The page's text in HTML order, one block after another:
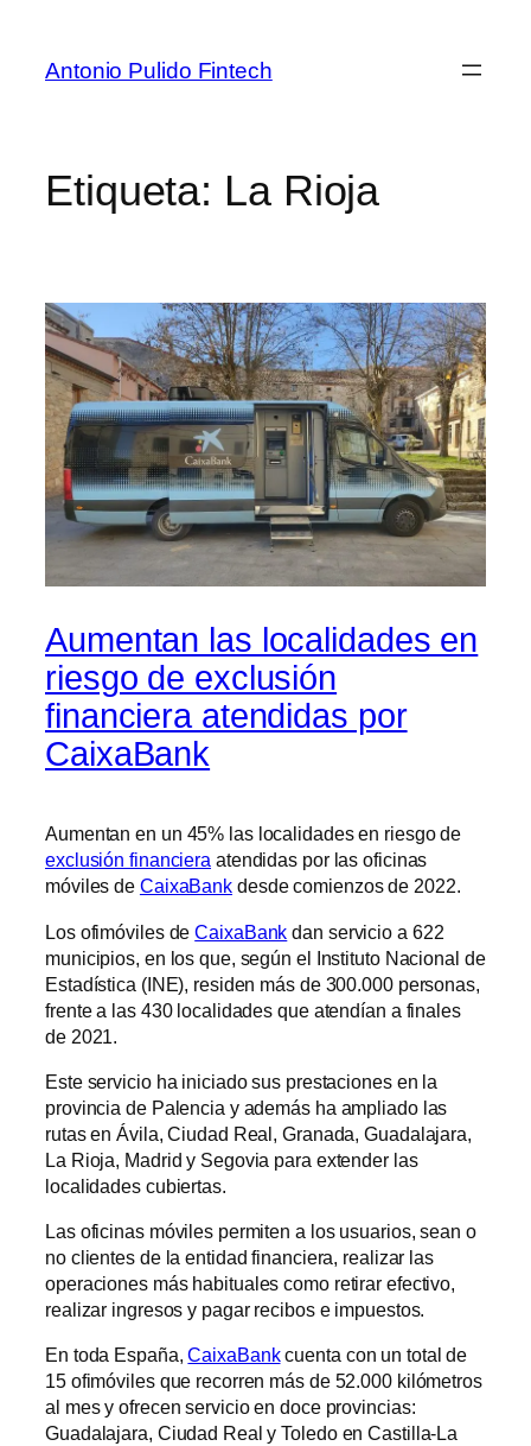
Antonio Pulido Fintech
Etiqueta: La Rioja
Aumentan las localidades en
riesgo de exclusión
financiera atendidas por
CaixaBank
Aumentan en un 45% las localidades en riesgo de
exclusión financiera atendidas por las oficinas
móviles de CaixaBank desde comienzos de 2022.
Los ofimóviles deCaixaBank dan servicio a 622
municipios, en los que, según el Instituto Nacional de
Estadística (INE), residen más de 300.000 personas,
frente a las 430 localidades que atendían a finales
de 2021.
Este servicio ha iniciado sus prestaciones en la
provincia de Palencia y además ha ampliado las
rutas en Ávila, Ciudad Real, Granada, Guadalajara,
La Rioja, Madrid y Segovia para extender las
localidades cubiertas.
Las oficinas móviles permiten a los usuarios, sean o
no clientes de la entidad financiera, realizar las
operaciones más habituales como retirar efectivo,
realizar ingresos y pagar recibos e impuestos.
En toda España,CaixaBankcuenta con un total de
15 ofimóviles que recorren más de 52.000 kilómetros
al mes y ofrecen servicio en doce provincias:
Guadalajara, Ciudad Real y Toledo en Castilla-La